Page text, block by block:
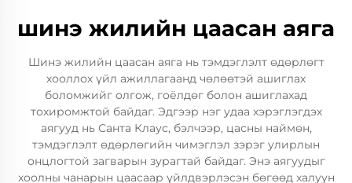
шинэ жилийн цаасан аяга
Шинэ жилийн цаасан аяга нь тэмдэглэлт өдөрлөгт
хооллох үйл ажиллагаанд чөлөөтэй ашиглах
боломжийг олгож, гоёлдөг болон ашиглахад
тохиромжтой байдаг. Эдгээр нэг удаа хэрэглэгдэх
аягууд нь Санта Клаус, бэлчээр, цасны наймөн,
тэмдэглэлт өдөрлөгийн чимэглэл зэрэг улирлын
онцлогтой загварын зурагтай байдаг. Энэ аягуудыг
хоолны чанарын цаасаар үйлдвэрлэсэн бөгөөд халуун